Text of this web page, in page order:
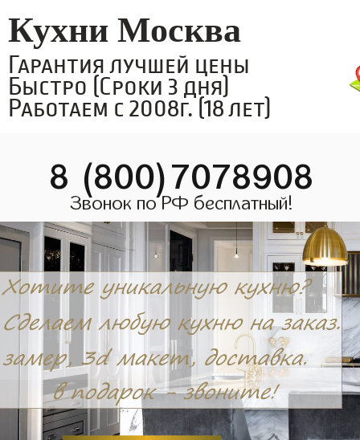
Кухни Москва
Гарантия лучшей цены
Быстро (Сроки 3 дня)
Работаем с 2008г. (18 лет)
8 (800)7078908
Звонок по РФ бесплатный!